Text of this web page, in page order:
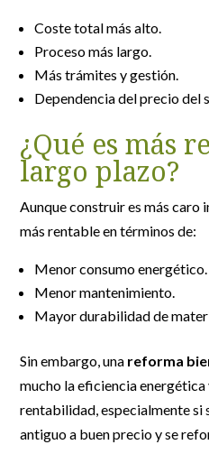
Coste total más alto.
Proceso más largo.
Más trámites y gestión.
Dependencia del precio del
¿Qué es más
largo plazo?
Aunque construir es más caro
más rentable en términos de:
Menor consumo energético.
Menor mantenimiento.
Mayor durabilidad de
Sin embargo, una reforma
mucho la eficiencia
rentabilidad, especialmente si
antiguo a buen precio y se